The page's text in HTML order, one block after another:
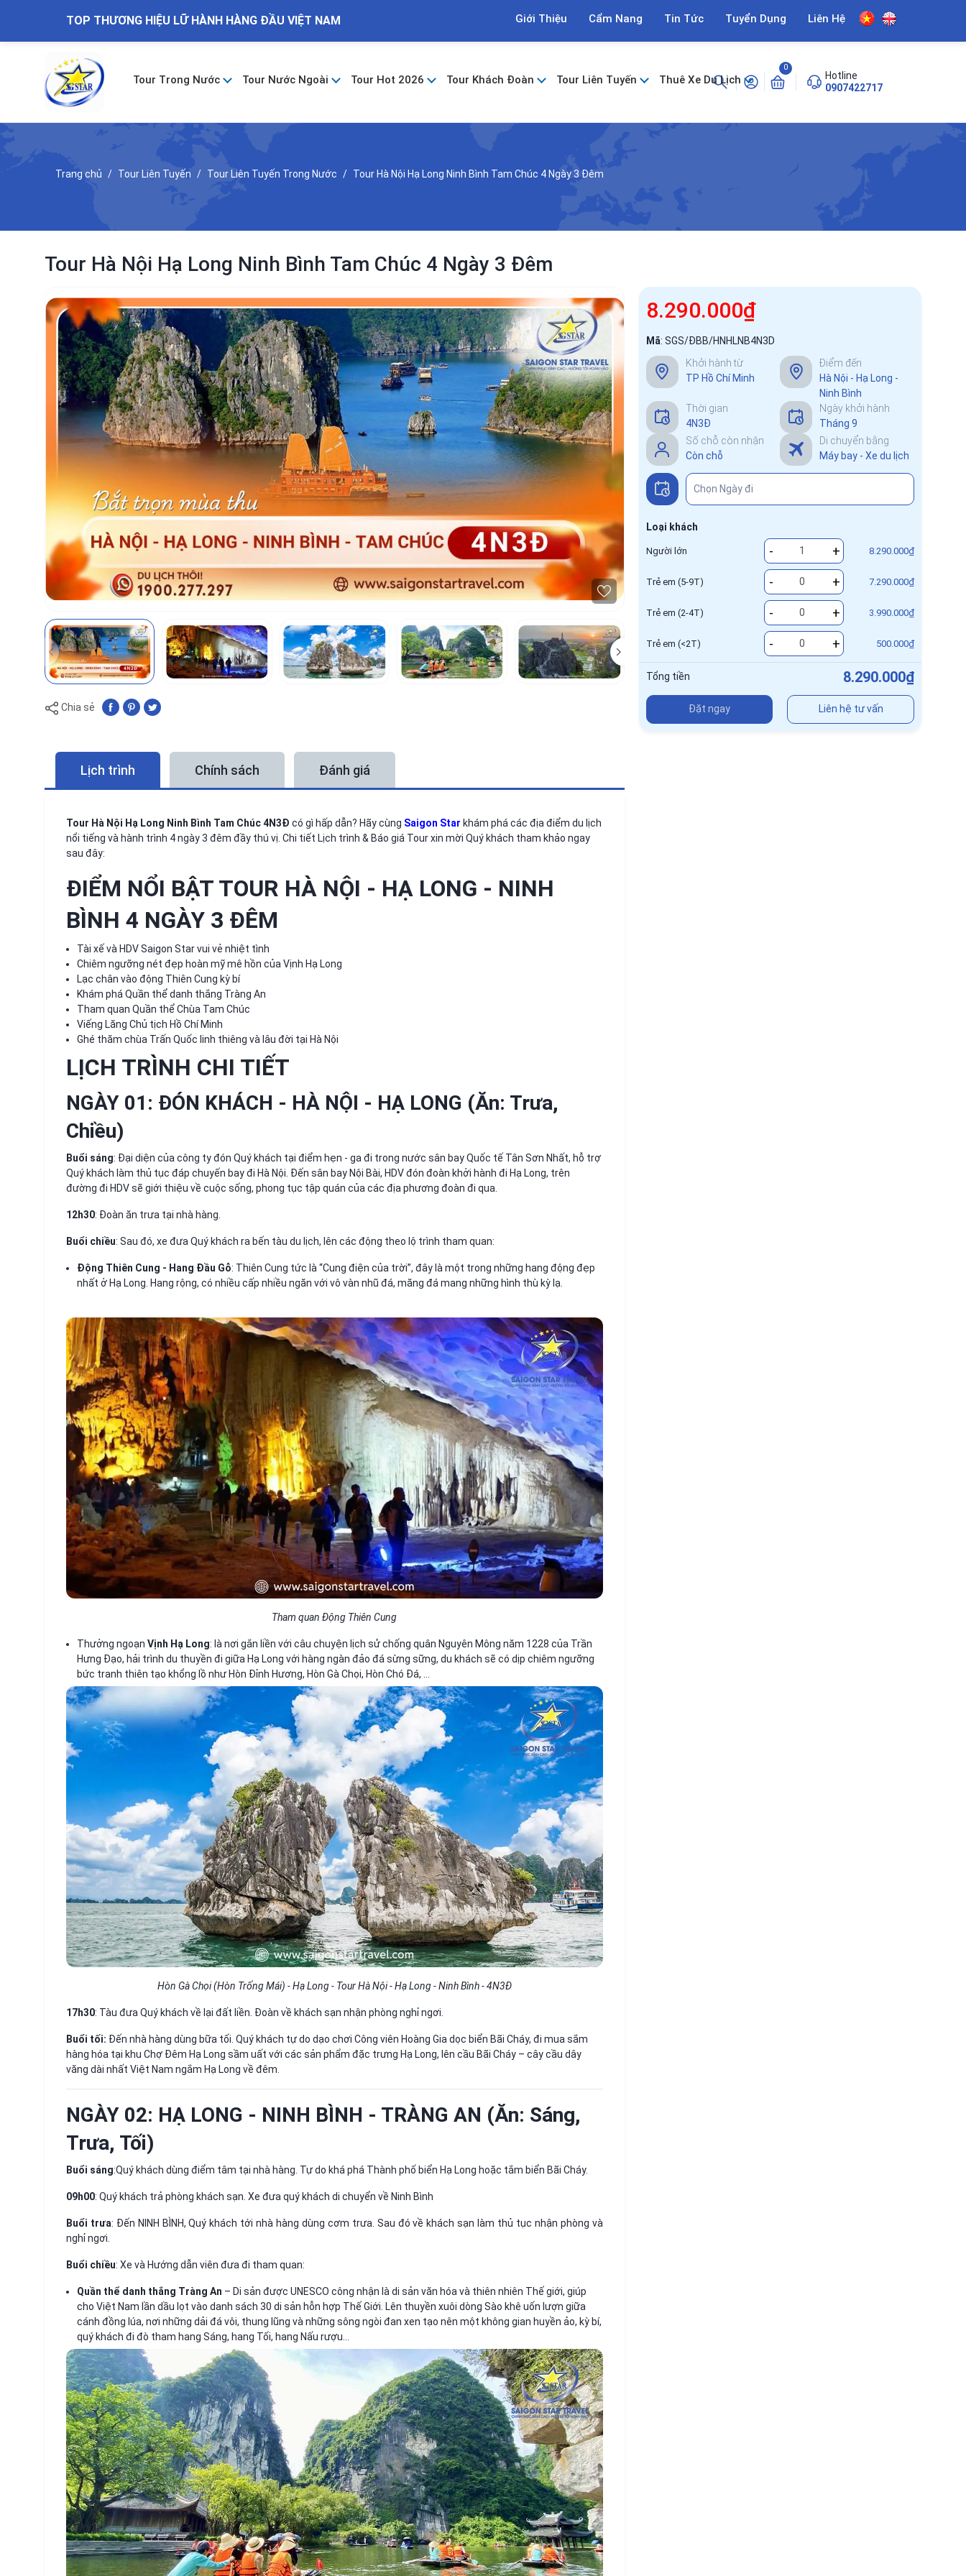
TOP THƯƠNG HIỆU LỮ HÀNH HÀNG ĐẦU VIỆT NAM Giới Thiệu Cẩm Nang Tin Tức Tuyển Dụng Liên Hệ
Tour Trong Nước Tour Nước Ngoài Tour Hot 2026 Tour Khách Đoàn Tour Liên Tuyến Thuê Xe Du Lịch
0
Hotline
0907422717
Trang chủ Tour Liên Tuyến Tour Liên Tuyến Trong Nước Tour Hà Nội Hạ Long Ninh Bình Tam Chúc 4 Ngày 3 Đêm
Tour Hà Nội Hạ Long Ninh Bình Tam Chúc 4 Ngày 3 Đêm
Chia sẻ
Lịch trình Chính sách Đánh giá
Tour Hà Nội Hạ Long Ninh Bình Tam Chúc 4N3Đ có gì hấp dẫn? Hãy cùng Saigon Star khám phá các địa điểm du lịch
nổi tiếng và hành trình 4 ngày 3 đêm đầy thú vị. Chi tiết Lịch trình & Báo giá Tour xin mời Quý khách tham khảo ngay
sau đây:
ĐIỂM NỔI BẬT TOUR HÀ NỘI - HẠ LONG - NINH
BÌNH 4 NGÀY 3 ĐÊM
Tài xế và HDV Saigon Star vui vẻ nhiệt tình
Chiêm ngưỡng nét đẹp hoàn mỹ mê hồn của Vịnh Hạ Long
Lạc chân vào động Thiên Cung kỳ bí
Khám phá Quần thể danh thắng Tràng An
Tham quan Quần thể Chùa Tam Chúc
Viếng Lăng Chủ tịch Hồ Chí Minh
Ghé thăm chùa Trấn Quốc linh thiêng và lâu đời tại Hà Nội
LỊCH TRÌNH CHI TIẾT
NGÀY 01: ĐÓN KHÁCH - HÀ NỘI - HẠ LONG (Ăn: Trưa,
Chiều)
Buổi sáng: Đại diện của công ty đón Quý khách tại điểm hẹn - ga đi trong nước sân bay Quốc tế Tân Sơn Nhất, hỗ trợ
Quý khách làm thủ tục đáp chuyến bay đi Hà Nội. Đến sân bay Nội Bài, HDV đón đoàn khởi hành đi Hạ Long, trên
đường đi HDV sẽ giới thiệu về cuộc sống, phong tục tập quán của các địa phương đoàn đi qua.
12h30: Đoàn ăn trưa tại nhà hàng.
Buổi chiều: Sau đó, xe đưa Quý khách ra bến tàu du lịch, lên các động theo lộ trình tham quan:
Động Thiên Cung - Hang Đầu Gỗ: Thiên Cung tức là “Cung điện của trời”, đây là một trong những hang động đẹp
nhất ở Hạ Long. Hang rộng, có nhiều cấp nhiều ngăn với vô vàn nhũ đá, măng đá mang những hình thù kỳ lạ.
Tham quan Động Thiên Cung
Thưởng ngoạn Vịnh Hạ Long: là nơi gắn liền với câu chuyện lịch sử chống quân Nguyên Mông năm 1228 của Trần
Hưng Đạo, hải trình du thuyền đi giữa Hạ Long với hàng ngàn đảo đá sừng sững, du khách sẽ có dịp chiêm ngưỡng
bức tranh thiên tạo khổng lồ như Hòn Đỉnh Hương, Hòn Gà Chọi, Hòn Chó Đá, …
Hòn Gà Chọi (Hòn Trống Mái) - Hạ Long - Tour Hà Nội - Hạ Long - Ninh Bình - 4N3Đ
17h30: Tàu đưa Quý khách về lại đất liền. Đoàn về khách sạn nhận phòng nghỉ ngơi.
Buổi tối: Đến nhà hàng dùng bữa tối. Quý khách tự do dạo chơi Công viên Hoàng Gia dọc biển Bãi Cháy, đi mua sắm
hàng hóa tại khu Chợ Đêm Hạ Long sầm uất với các sản phẩm đặc trưng Hạ Long, lên cầu Bãi Cháy – cây cầu dây
văng dài nhất Việt Nam ngắm Hạ Long về đêm.
NGÀY 02: HẠ LONG - NINH BÌNH - TRÀNG AN (Ăn: Sáng,
Trưa, Tối)
Buổi sáng:Quý khách dùng điểm tâm tại nhà hàng. Tự do khá phá Thành phố biển Hạ Long hoặc tắm biển Bãi Cháy.
09h00: Quý khách trả phòng khách sạn. Xe đưa quý khách di chuyển về Ninh Bình
Buổi trưa: Đến NINH BÌNH, Quý khách tới nhà hàng dùng cơm trưa. Sau đó về khách sạn làm thủ tục nhận phòng và
nghỉ ngơi.
Buổi chiều: Xe và Hướng dẫn viên đưa đi tham quan:
Quần thể danh thắng Tràng An – Di sản được UNESCO công nhận là di sản văn hóa và thiên nhiên Thế giới, giúp
cho Việt Nam lần dầu lọt vào danh sách 30 di sản hỗn hợp Thế Giới. Lên thuyền xuôi dòng Sào khê uốn lượn giữa
cánh đồng lúa, nơi những dải đá vôi, thung lũng và những sông ngòi đan xen tạo nên một không gian huyền ảo, kỳ bí,
quý khách đi đò tham hang Sáng, hang Tối, hang Nấu rượu…
8.290.000₫
Mã: SGS/ĐBB/HNHLNB4N3D
Khởi hành từ
TP Hồ Chí Minh
Điểm đến
Hà Nội - Hạ Long -
Ninh Bình
Thời gian
4N3Đ
Ngày khởi hành
Tháng 9
Số chỗ còn nhận
Còn chỗ
Di chuyển bằng
Máy bay - Xe du lịch
Loại khách
Người lớn - + 8.290.000₫
Trẻ em (5-9T) - + 7.290.000₫
Trẻ em (2-4T) - + 3.990.000₫
Trẻ em (<2T) - + 500.000₫
Tổng tiền 8.290.000₫
Đặt ngay Liên hệ tư vấn